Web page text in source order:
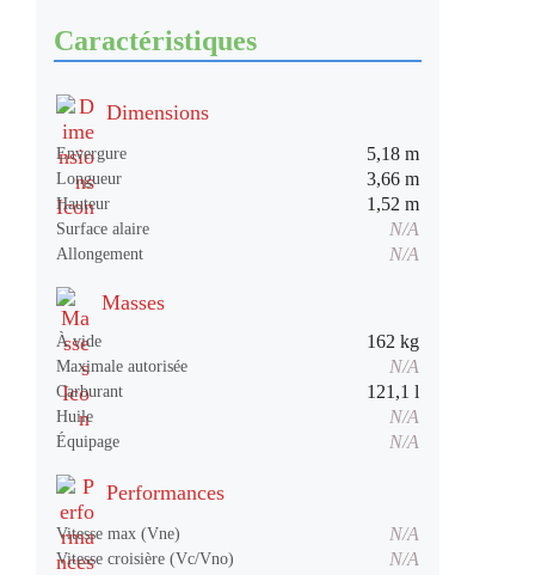
Caractéristiques
Dimensions
Envergure 5,18 m
Longueur 3,66 m
Hauteur 1,52 m
Surface alaire N/A
Allongement N/A
Masses
À vide 162 kg
Maximale autorisée N/A
Carburant 121,1 l
Huile N/A
Équipage N/A
Performances
Vitesse max (Vne) N/A
Vitesse croisière (Vc/Vno) N/A